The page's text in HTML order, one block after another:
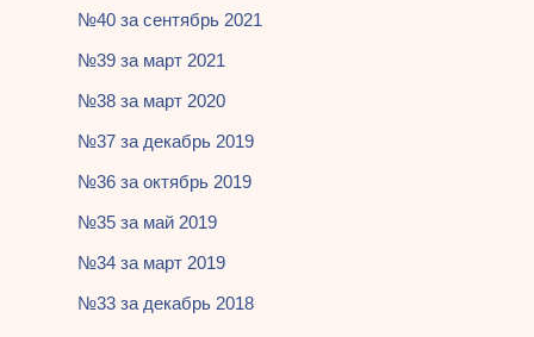
№40 за сентябрь 2021
№39 за март 2021
№38 за март 2020
№37 за декабрь 2019
№36 за октябрь 2019
№35 за май 2019
№34 за март 2019
№33 за декабрь 2018